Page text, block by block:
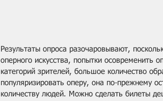
Результаты опроса разочаровывают,
оперного искусства, попытки осовременить
категорий зрителей, большое количество
популяризировать оперу, она по-прежнему
количеству людей. Можно сделать билеты